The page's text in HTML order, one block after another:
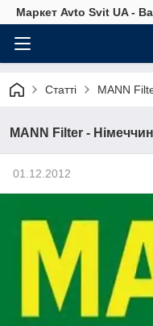
Маркет Avto Svit UA -
Статті MANN
MANN Filter -
01.12.2012